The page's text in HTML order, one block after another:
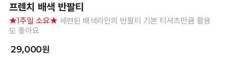
프렌치 배색 반팔티
★1주일 소요★ 세련된 배색라인의 반팔티 기본 티셔츠만큼 활용
도 좋아요
29,000원